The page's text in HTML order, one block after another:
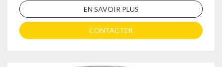
EN SAVOIR PLUS
CONTACTER